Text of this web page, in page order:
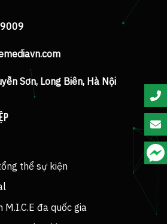
Sơn, Long Biên, Hà Nội
thể sự kiện
đa quốc gia